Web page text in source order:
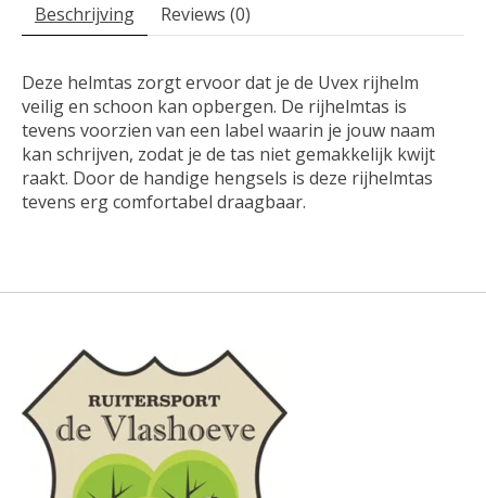
Beschrijving Reviews (0)
Deze helmtas zorgt ervoor dat je de Uvex rijhelm
veilig en schoon kan opbergen. De rijhelmtas is
tevens voorzien van een label waarin je jouw naam
kan schrijven, zodat je de tas niet gemakkelijk kwijt
raakt. Door de handige hengsels is deze rijhelmtas
tevens erg comfortabel draagbaar.